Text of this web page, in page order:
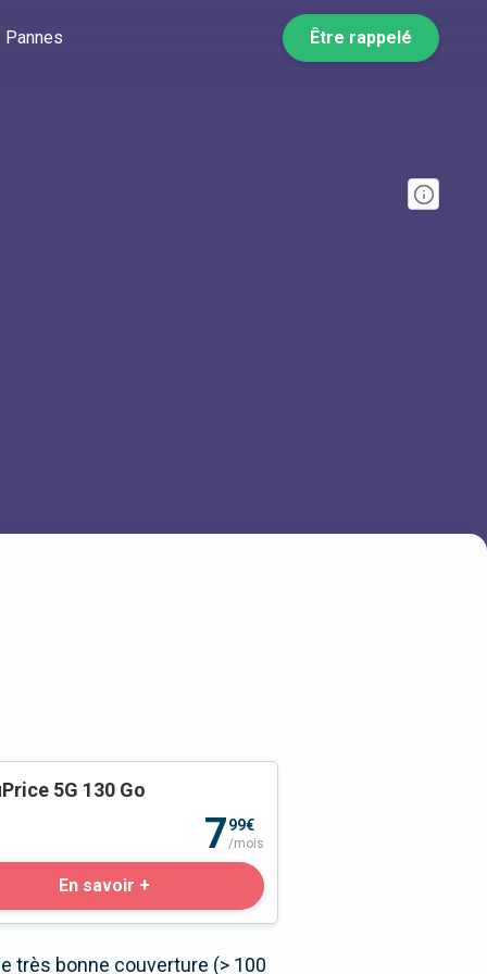
Pannes Être rappelé
5G 130 Go
799€
/mois
En savoir +
très bonne couverture (> 100